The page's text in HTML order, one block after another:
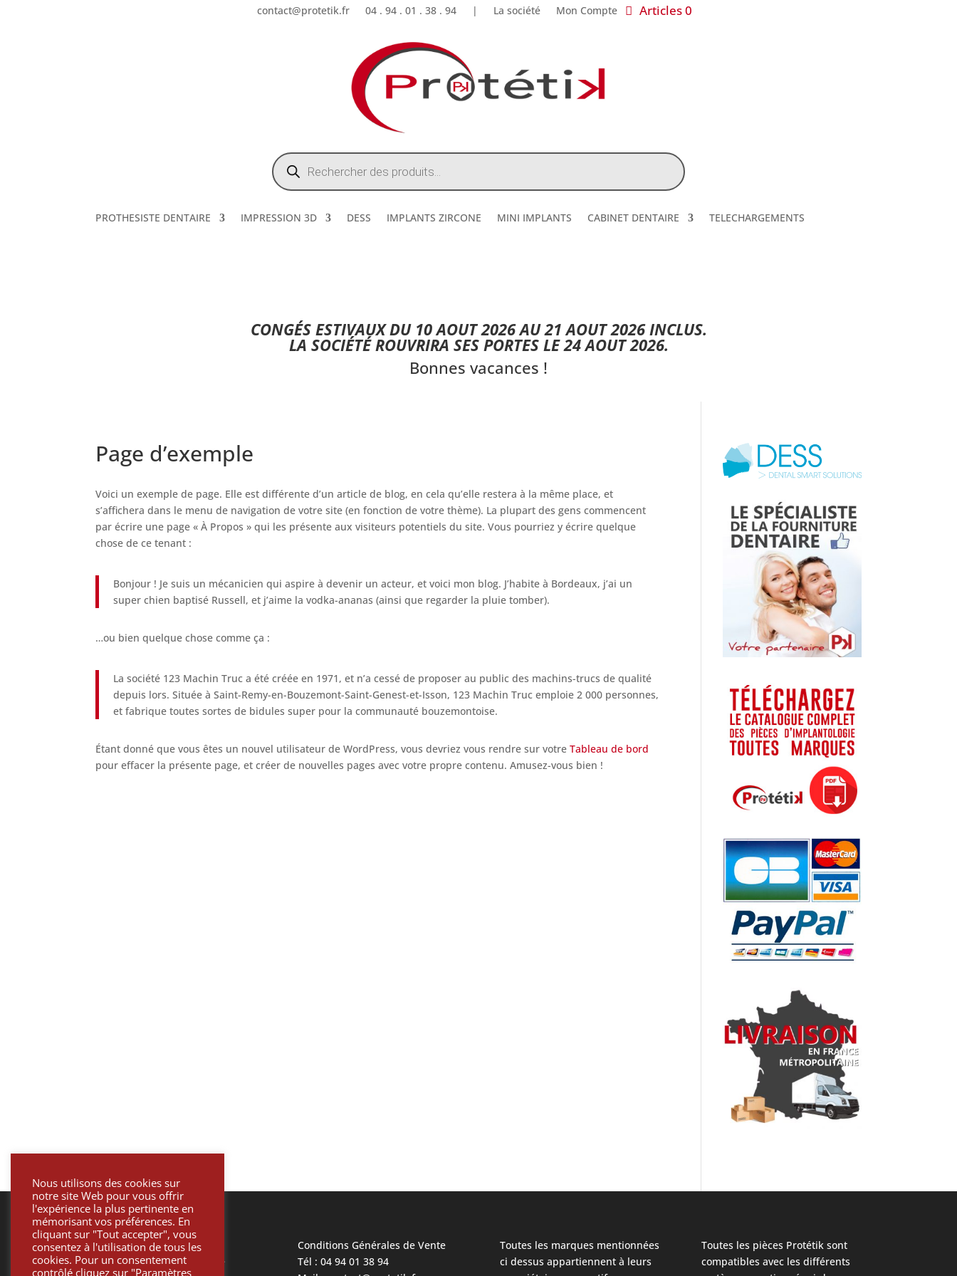
contact@protetik.fr 04 . 94 . 01 . 38 . 94 | La société Mon Compte Articles 0
Recherche
de
produits
PROTHESISTE DENTAIRE IMPRESSION 3D DESS IMPLANTS ZIRCONE MINI IMPLANTS CABINET DENTAIRE TELECHARGEMENTS
CONGÉS ESTIVAUX DU 10 AOUT 2026 AU 21 AOUT 2026 INCLUS.
LA SOCIÉTÉ ROUVRIRA SES PORTES LE 24 AOUT 2026.
Bonnes vacances !
Page d’exemple
Voici un exemple de page. Elle est différente d’un article de blog, en cela qu’elle restera à la même place, et
s’affichera dans le menu de navigation de votre site (en fonction de votre thème). La plupart des gens commencent
par écrire une page « À Propos » qui les présente aux visiteurs potentiels du site. Vous pourriez y écrire quelque
chose de ce tenant :
Bonjour ! Je suis un mécanicien qui aspire à devenir un acteur, et voici mon blog. J’habite à Bordeaux, j’ai un
super chien baptisé Russell, et j’aime la vodka-ananas (ainsi que regarder la pluie tomber).
…ou bien quelque chose comme ça :
La société 123 Machin Truc a été créée en 1971, et n’a cessé de proposer au public des machins-trucs de qualité
depuis lors. Située à Saint-Remy-en-Bouzemont-Saint-Genest-et-Isson, 123 Machin Truc emploie 2 000 personnes,
et fabrique toutes sortes de bidules super pour la communauté bouzemontoise.
Étant donné que vous êtes un nouvel utilisateur de WordPress, vous devriez vous rendre sur votreTableau de bord
pour effacer la présente page, et créer de nouvelles pages avec votre propre contenu. Amusez-vous bien !
Mentions légales
Politique de confidentialité
Conditions Générales de Vente
Tél : 04 94 01 38 94
Toutes les marques mentionnées
ci dessus appartiennent à leurs
Toutes les pièces Protétik sont
compatibles avec les différents
Nous utilisons des cookies sur
notre site Web pour vous offrir
l'expérience la plus pertinente en
mémorisant vos préférences. En
cliquant sur "Tout accepter", vous
consentez à l'utilisation de tous les
cookies. Pour un consentement
contrôlé cliquez sur "Paramètres